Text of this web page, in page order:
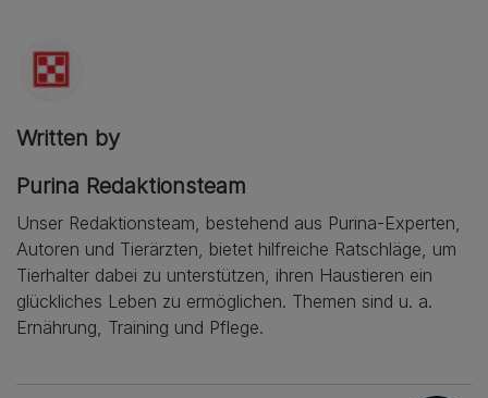
Written by
Purina Redaktionsteam
Unser Redaktionsteam, bestehend aus Purina-Experten,
Autoren und Tierärzten, bietet hilfreiche Ratschläge, um
Tierhalter dabei zu unterstützen, ihren Haustieren ein
glückliches Leben zu ermöglichen. Themen sind u. a.
Ernährung, Training und Pflege.